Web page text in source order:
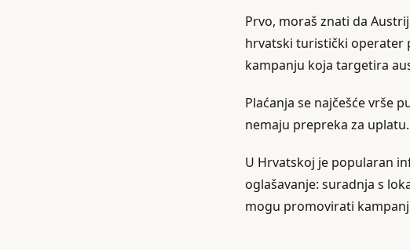
Prvo, moraš znati da
hrvatski turistički operater
kampanju koja targetira
Plaćanja se najčešće vrše
nemaju prepreka za uplatu.
U Hrvatskoj je popularan
oglašavanje: suradnja s
mogu promovirati